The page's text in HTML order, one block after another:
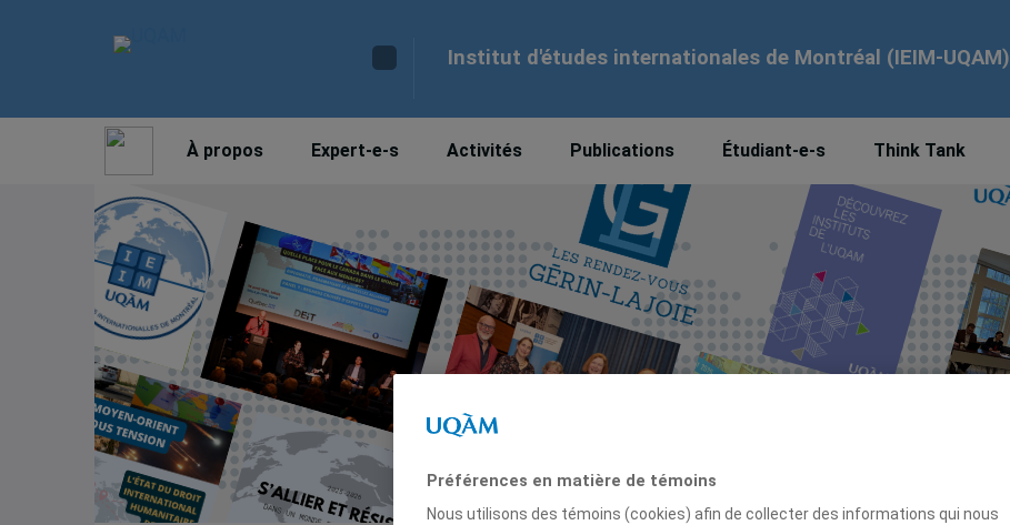
Institut d'études internationales de Montréal (IEIM-UQAM)
À propos Expert-e-s Activités Publications Étudiant-e-s Think Tank
Préférences en matière de témoins
Nous utilisons des témoins (cookies) afin de collecter des informations qui nous